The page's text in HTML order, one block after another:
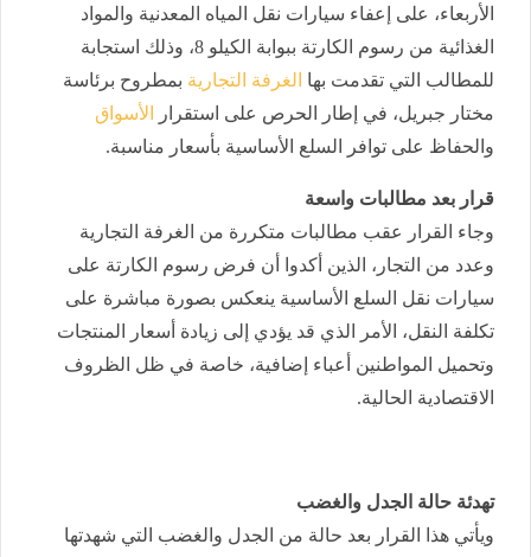
الأربعاء، على إعفاء سيارات نقل المياه المعدنية والمواد
الغذائية من رسوم الكارتة ببوابة الكيلو 8، وذلك استجابة
للمطالب التي تقدمت بها الغرفة التجارية بمطروح برئاسة
مختار جبريل، في إطار الحرص على استقرار
الأسواق
والحفاظ على توافر السلع الأساسية بأسعار مناسبة.
قرار بعد مطالبات واسعة
وجاء القرار عقب مطالبات متكررة من الغرفة التجارية
وعدد من التجار، الذين أكدوا أن فرض رسوم الكارتة على
سيارات نقل السلع الأساسية ينعكس بصورة مباشرة على
تكلفة النقل، الأمر الذي قد يؤدي إلى زيادة أسعار المنتجات
وتحميل المواطنين أعباء إضافية، خاصة في ظل الظروف
الاقتصادية الحالية.
تهدئة حالة الجدل والغضب
ويأتي هذا القرار بعد حالة من الجدل والغضب التي شهدتها